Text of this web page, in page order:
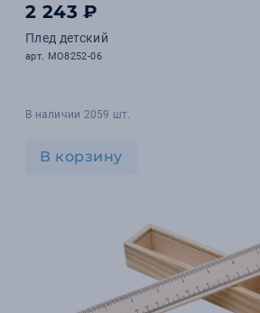
2 243 ₽
Плед детский
арт. MO8252-06
В наличии 2059 шт.
В корзину